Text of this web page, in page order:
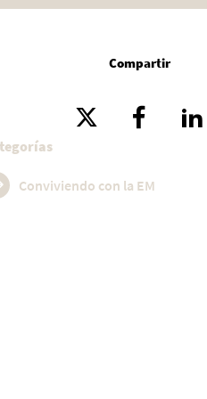
Compartir
Conviviendo con la EM